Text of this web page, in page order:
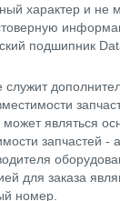
характер и не
подшипник
являться
запчастей -
для заказа
номер.